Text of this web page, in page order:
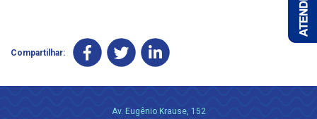
Compartilhar:
Av. Eugênio Krause, 152